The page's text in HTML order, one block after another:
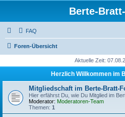
Berte-
FAQ
Foren-Übersicht
Aktuelle Zeit:
Herzlich Willkommen im
Mitgliedschaft im Berte-Bratt-
Hier erfährst Du, wie Du Mitglied im
Moderator: Moderatoren-Team
Themen: 1